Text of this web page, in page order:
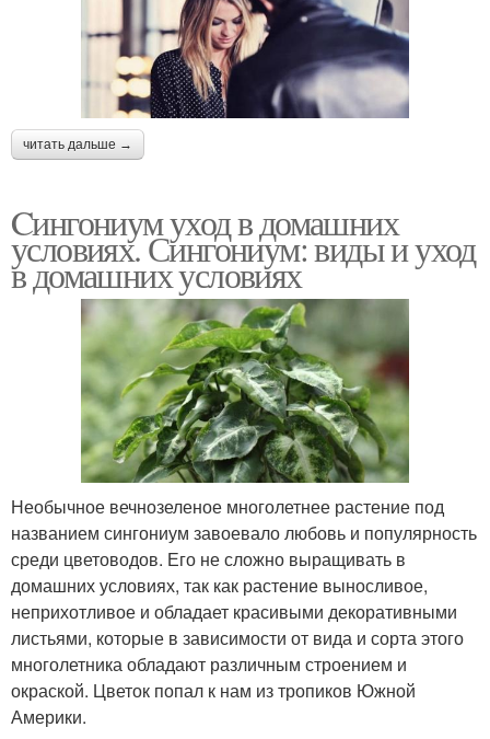
читать дальше →
Cингониум уход в домашних
условиях. Сингониум: виды и уход
в домашних условиях
Необычное вечнозеленое многолетнее растение под
названием сингониум завоевало любовь и популярность
среди цветоводов. Его не сложно выращивать в
домашних условиях, так как растение выносливое,
неприхотливое и обладает красивыми декоративными
листьями, которые в зависимости от вида и сорта этого
многолетника обладают различным строением и
окраской. Цветок попал к нам из тропиков Южной
Америки.